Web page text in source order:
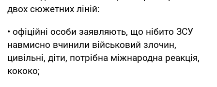
двох сюжетних ліній:
• офіційні особи заявляють, що нібито ЗСУ
навмисно вчинили військовий злочин,
цивільні, діти, потрібна міжнародна реакція,
кококо;